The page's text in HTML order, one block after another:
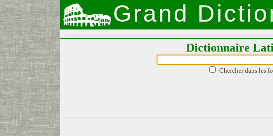
Grand
Dictionnaire
Chercher dans les